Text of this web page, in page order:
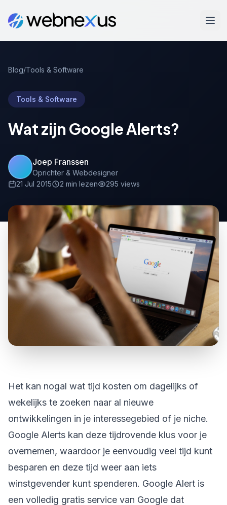
Blog/Tools & Software
Tools & Software
Wat zijn Google Alerts?
Joep Franssen
Oprichter & Webdesigner
21 Jul 2015
2 min lezen 295 views
Het kan nogal wat tijd kosten om dagelijks of
wekelijks te zoeken naar al nieuwe
ontwikkelingen in je interessegebied of je niche.
Google Alerts kan deze tijdrovende klus voor je
overnemen, waardoor je eenvoudig veel tijd kunt
besparen en deze tijd weer aan iets
winstgevender kunt spenderen. Google Alert is
een volledig gratis service van Google dat